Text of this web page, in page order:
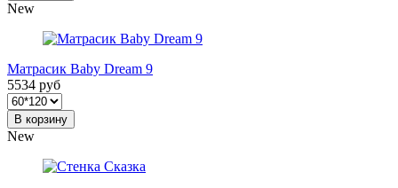
New
Матрасик Baby Dream 9
5534 руб
В корзину
New